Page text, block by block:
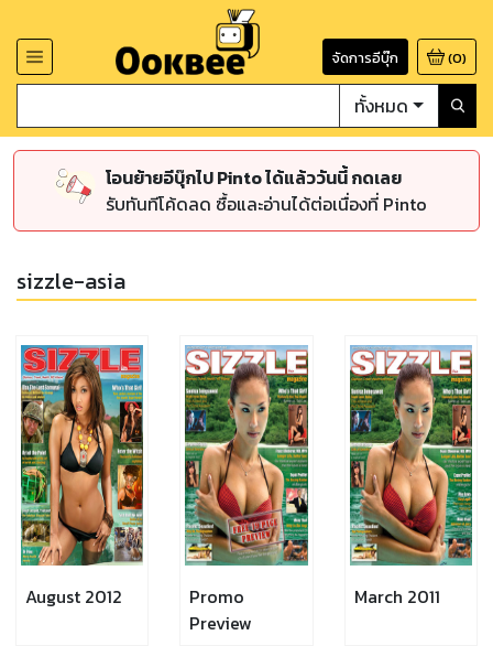
จัดการอีบุ๊ก (0)
ทั้งหมด
โอนย้ายอีบุ๊กไป Pinto ได้แล้ววันนี้ กดเลย
รับทันทีโค้ดลด ซื้อและอ่านได้ต่อเนื่องที่ Pinto
sizzle-asia
August 2012
Promo
Preview
March 2011